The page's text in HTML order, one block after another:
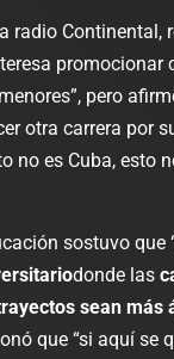
radio Continental,
promocionar
pero
otra carrera por
no es Cuba, esto
sostuvo que
donde las
sean más
que “si aquí se